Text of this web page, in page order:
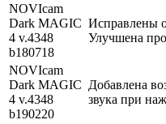
NOVIcam
Dark MAGIC
4 v.4348
b180718
Исправлены
Улучшена
NOVIcam
Dark MAGIC
4 v.4348
b190220
Добавлена
звука при